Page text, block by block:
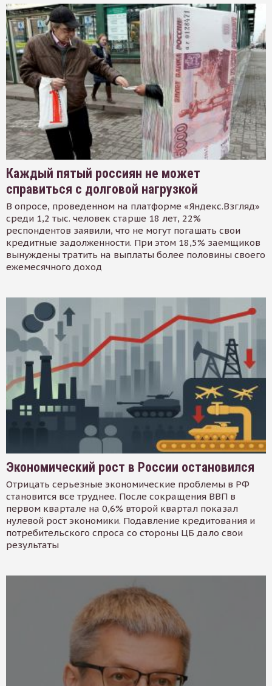
Каждый пятый россиян не может
справиться с долговой нагрузкой
В опросе, проведенном на платформе «Яндекс.Взгляд»
среди 1,2 тыс. человек старше 18 лет, 22%
респондентов заявили, что не могут погашать свои
кредитные задолженности. При этом 18,5% заемщиков
вынуждены тратить на выплаты более половины своего
ежемесячного доход
Экономический рост в России остановился
Отрицать серьезные экономические проблемы в РФ
становится все труднее. После сокращения ВВП в
первом квартале на 0,6% второй квартал показал
нулевой рост экономики. Подавление кредитования и
потребительского спроса со стороны ЦБ дало свои
результаты